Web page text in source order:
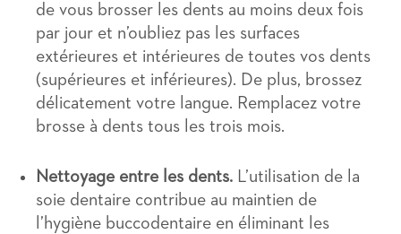
de vous brosser les dents au moins deux fois
par jour et n’oubliez pas les surfaces
extérieures et intérieures de toutes vos dents
(supérieures et inférieures). De plus, brossez
délicatement votre langue. Remplacez votre
brosse à dents tous les trois mois.
Nettoyage entre les dents. L’utilisation de la
soie dentaire contribue au maintien de
l’hygiène buccodentaire en éliminant les